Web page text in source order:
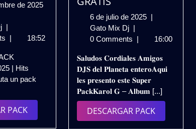
de 202528
de
DJ
NEV
PACK
DICIEMBRE
2025
Remix
|
| 18:52
| Hits
un pack
PACKDESCARGAR
PACK
6 de julio de 2025 6
julio
2025
|
Gato Mix Dj KAROL
G
ALBUM
TROPICOQUETA
EXTENDED
2025
GRATIS
|
0 Comments | 16:00
𝐒𝐚𝐥𝐮𝐝𝐨𝐬 𝐂𝐨𝐫𝐝𝐢𝐚𝐥𝐞𝐬 𝐀𝐦𝐢𝐠𝐨𝐬
𝐃𝐉𝐒 𝐝𝐞𝐥 𝐏𝐥𝐚𝐧𝐞𝐭𝐚 𝐞𝐧𝐭𝐞𝐫𝐨𝐀𝐪𝐮𝐢
𝐥𝐞𝐬 𝐩𝐫𝐞𝐬𝐞𝐧𝐭𝐨 𝐞𝐬𝐭𝐞 𝐒𝐮𝐩𝐞𝐫
𝐏𝐚𝐜𝐤𝐊𝐚𝐫𝐨𝐥 𝐆 – 𝐀𝐥𝐛𝐮𝐦 [...]
DESCARGAR PACKDESCARGAR
PACK